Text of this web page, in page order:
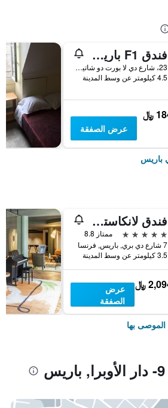
فندق F1 باريس بورت دو شاتيلون
23، شارع دي لا بورت دو شاتيلون, باريس, فرنسا
4.5 كيلومتر عن وسط المدينة
﷼
عرض الصفقة
باريس
فندق لانكاستر باريس شانزليزيه
5 نجوم
ممتاز 8.8
7 شارع دي بري, باريس, فرنسا
3.5 كيلومتر عن وسط المدينة
﷼
عرض
الصفقة
الموصى بها